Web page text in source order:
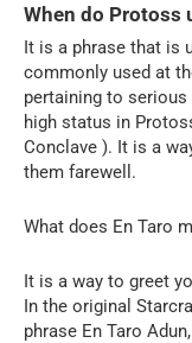
When do Protoss
It is a phrase that is
commonly used at
pertaining to
high status in
Conclave ). It is a
them farewell.
What does En Taro
It is a way to greet
In the original
phrase En Taro